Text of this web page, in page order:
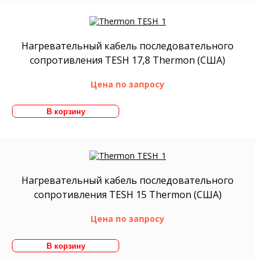
Нагревательный кабель последовательного
сопротивления TESH 17,8 Thermon (США)
Цена по запросу
Нагревательный кабель последовательного
сопротивления TESH 15 Thermon (США)
Цена по запросу